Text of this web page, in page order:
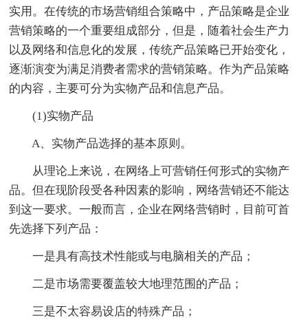
实用。在传统的市场营销组合策略中，产品策略是企业
营销策略的一个重要组成部分，但是，随着社会生产力
以及网络和信息化的发展，传统产品策略已开始变化，
逐渐演变为满足消费者需求的营销策略。作为产品策略
的内容，主要可分为实物产品和信息产品。
(1)实物产品
A、实物产品选择的基本原则。
从理论上来说，在网络上可营销任何形式的实物产
品。但在现阶段受各种因素的影响，网络营销还不能达
到这一要求。一般而言，企业在网络营销时，目前可首
先选择下列产品：
一是具有高技术性能或与电脑相关的产品；
二是市场需要覆盖较大地理范围的产品；
三是不太容易设店的特殊产品；